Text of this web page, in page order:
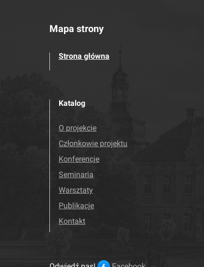
Mapa strony
Strona główna
Katalog
O projekcie
Członkowie projektu
Konferencje
Seminaria
Warsztaty
Publikacje
Kontakt